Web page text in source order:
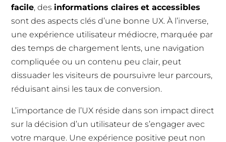
facile, des informations claires et accessibles
sont des aspects clés d’une bonne UX. À l’inverse,
une expérience utilisateur médiocre, marquée par
des temps de chargement lents, une navigation
compliquée ou un contenu peu clair, peut
dissuader les visiteurs de poursuivre leur parcours,
réduisant ainsi les taux de conversion.
L’importance de l’UX réside dans son impact direct
sur la décision d’un utilisateur de s’engager avec
votre marque. Une expérience positive peut non